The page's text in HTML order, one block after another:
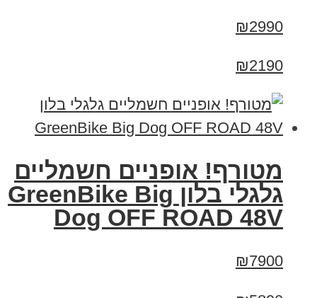
₪2990
₪2190
מטורף! אופניים חשמליים
גלגלי בלון GreenBike Big
Dog OFF ROAD 48V
₪7900